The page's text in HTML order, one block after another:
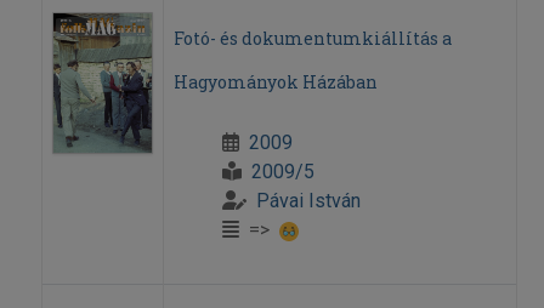
Fotó- és dokumentumkiállítás a
Hagyományok Házában
2009
2009/5
Pávai István
=>